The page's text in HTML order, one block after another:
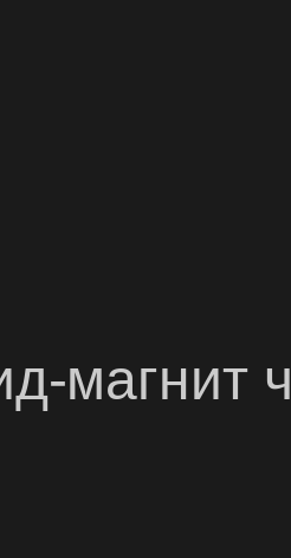
магнит